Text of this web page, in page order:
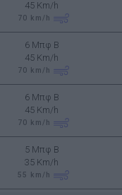
45 Km/h
70 km/h
6 Μπφ B
45 Km/h
70 km/h
6 Μπφ B
45 Km/h
70 km/h
5 Μπφ B
35 Km/h
55 km/h